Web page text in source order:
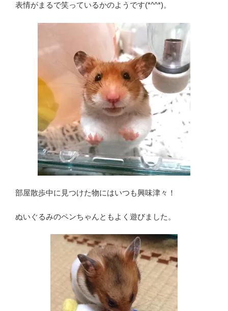
表情がまるで笑っているかのようです(*^^*)。
部屋散歩中に見つけた物にはいつも興味津々！
ぬいぐるみのペンちゃんともよく遊びました。